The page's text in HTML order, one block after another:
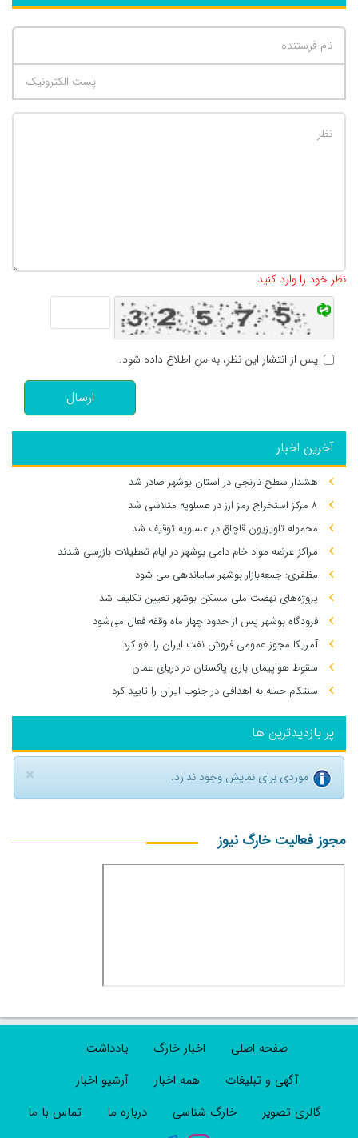
نظر خود را وارد کنید
پس از انتشار این نظر، به من اطلاع داده شود.
ارسال
آخرین اخبار
هشدار سطح نارنجی در استان بوشهر صادر شد
۸ مرکز استخراج رمز ارز در عسلویه متلاشی شد
محموله تلویزیون قاچاق در عسلویه توقیف شد
مراکز عرضه مواد خام دامی بوشهر در ایام تعطیلات بازرسی شدند
مظفری: جمعه‌بازار بوشهر ساماندهی می‌ شود
پروژه‌های نهضت ملی مسکن بوشهر تعیین تکلیف شد
فرودگاه بوشهر پس از حدود چهار ماه وقفه فعال می‌شود
آمریکا مجوز عمومی فروش نفت ایران را لغو کرد
سقوط هواپیمای باری پاکستان در دریای عمان
سنتکام حمله به اهدافی در جنوب ایران را تایید کرد
پر بازدیدترین ها
× موردی برای نمایش وجود ندارد.
مجوز فعالیت خارگ نیوز
صفحه اصلی اخبار خارگ
یادداشت
آگهی و تبلیغات
همه اخبار
آرشیو اخبار
گالری تصویر
خارگ شناسی درباره ما تماس با ما